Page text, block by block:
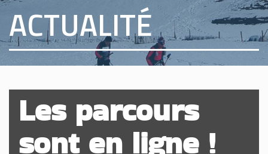
ACTUALITÉ
Les parcours
sont en ligne !